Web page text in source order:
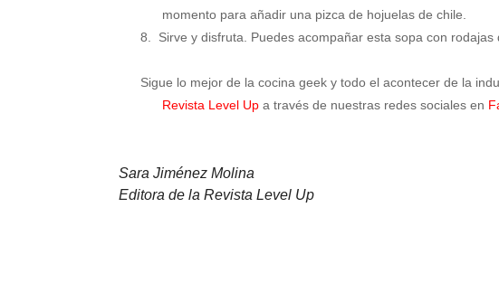
momento para añadir una pizca de hojuelas de chile.
8.
Sirve y disfruta. Puedes acompañar esta sopa con rodajas
Sigue lo mejor de la cocina geek y todo el acontecer de la
Revista Level Upa través de nuestras redes sociales en
Sara Jiménez Molina
Editora de la Revista Level Up